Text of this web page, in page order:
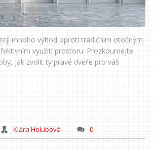
mnoho výhod oproti tradičním otočným
využití prostoru. Prozkoumejte
jak zvolit ty pravé dveře pro váš
Klára Holubová 0